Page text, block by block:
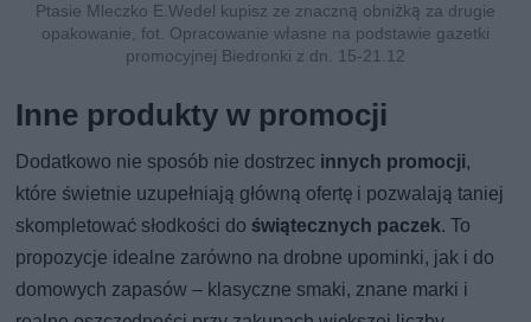
Ptasie Mleczko E.Wedel kupisz ze znaczną obniżką za drugie
opakowanie, fot. Opracowanie własne na podstawie gazetki
promocyjnej Biedronki z dn. 15-21.12
Inne produkty w promocji
Dodatkowo nie sposób nie dostrzec innych promocji,
które świetnie uzupełniają główną ofertę i pozwalają taniej
skompletować słodkości doświątecznych paczek. To
propozycje idealne zarówno na drobne upominki, jak i do
domowych zapasów – klasyczne smaki, znane marki i